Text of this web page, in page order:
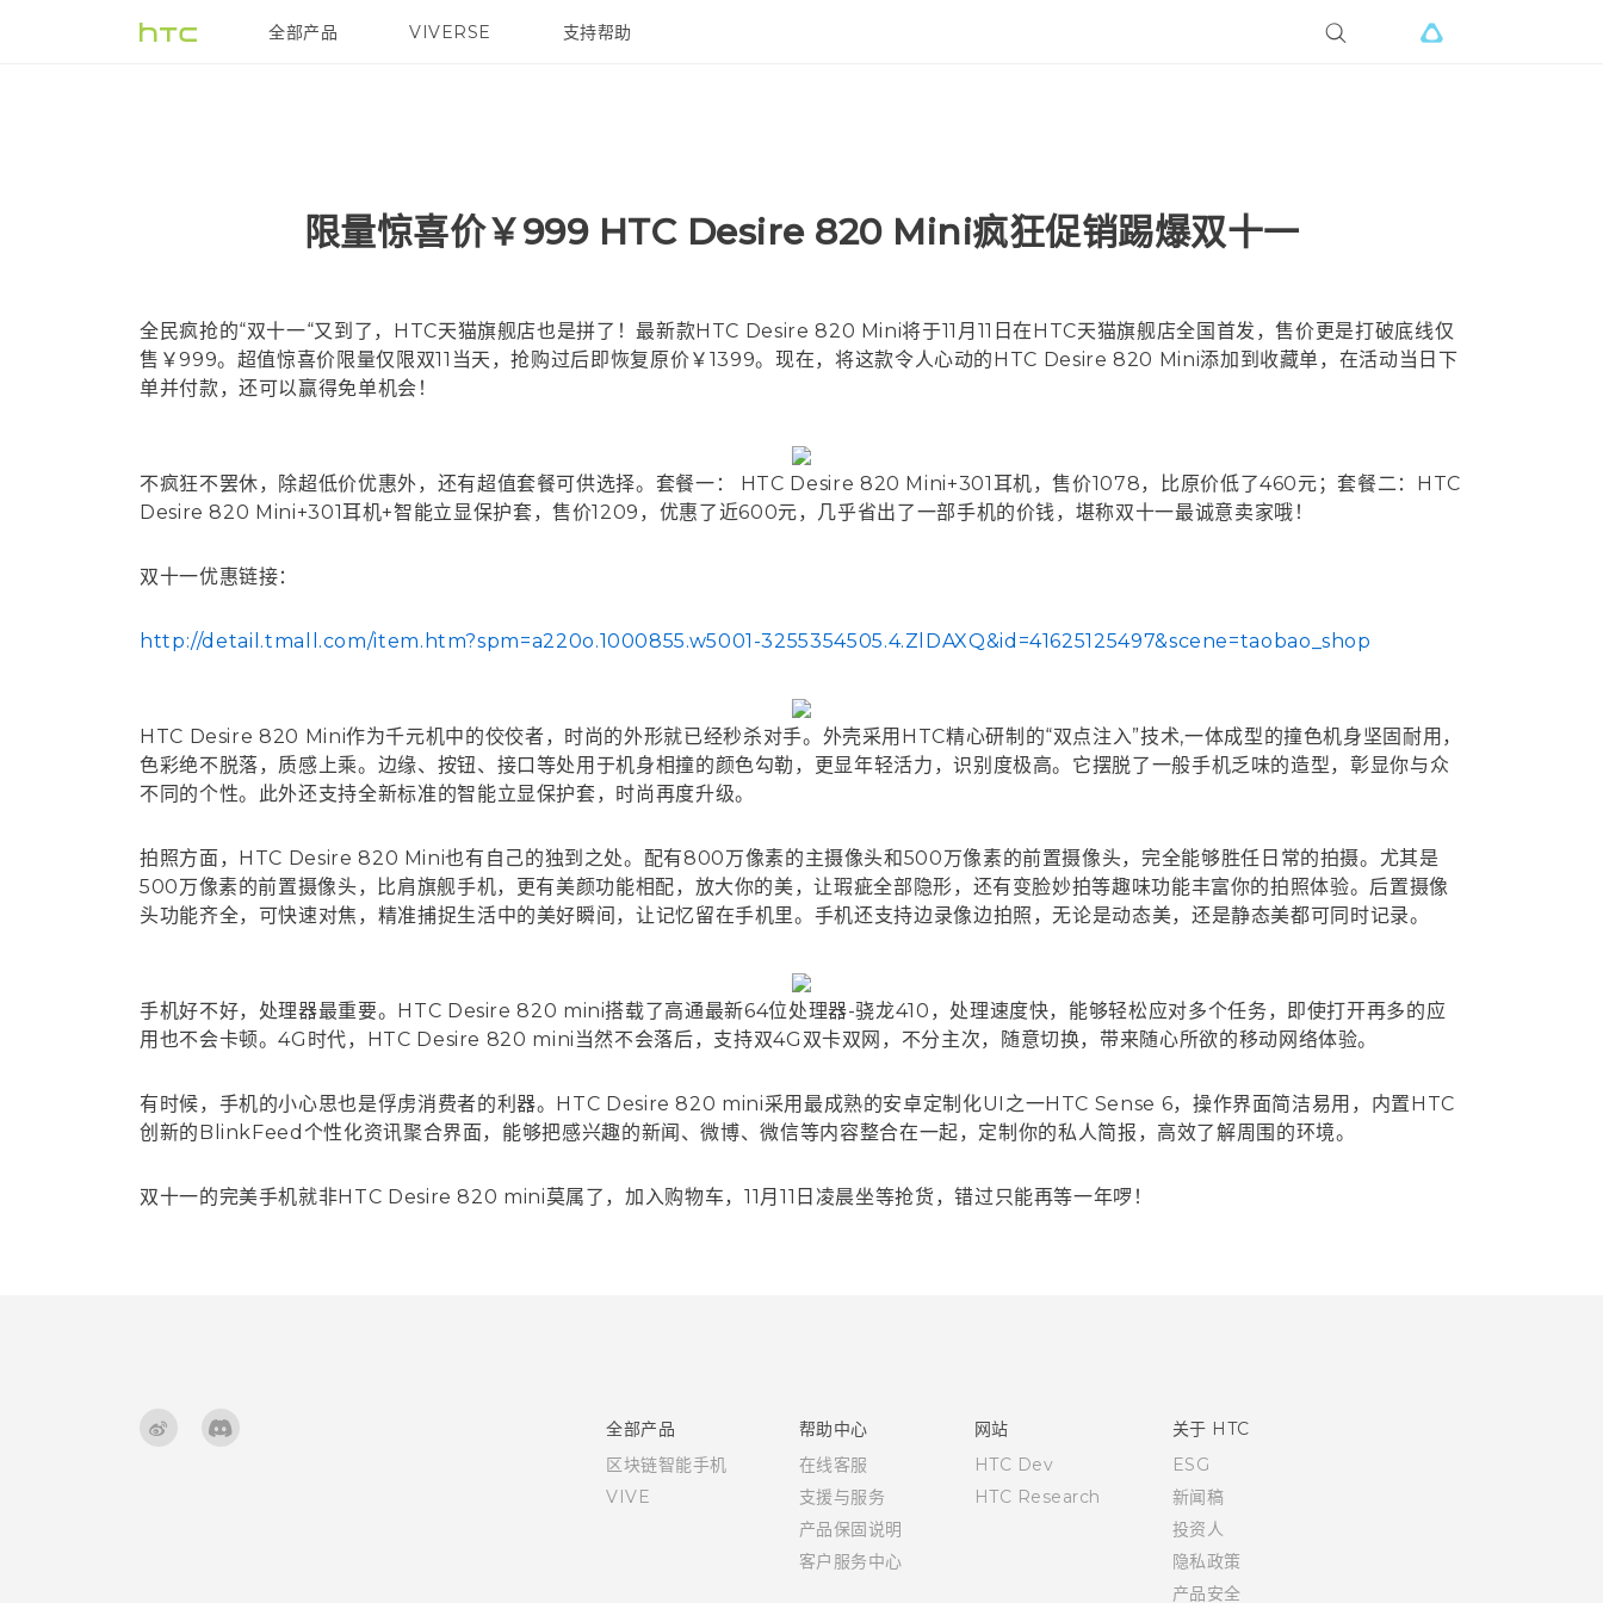
全部产品
VIVE VIVERSE 支持帮助
在线客服
限量惊喜价￥999 HTC Desire 820 Mini疯狂促销踢爆双十一
全民疯抢的“双十一“又到了，HTC天猫旗舰店也是拼了！最新款HTC Desire 820 Mini将于11月11日在HTC天猫旗舰店全国首发，售价更是打破底线仅
售￥999。超值惊喜价限量仅限双11当天，抢购过后即恢复原价￥1399。现在，将这款令人心动的HTC Desire 820 Mini添加到收藏单，在活动当日下
单并付款，还可以赢得免单机会！
不疯狂不罢休，除超低价优惠外，还有超值套餐可供选择。套餐一： HTC Desire 820 Mini+301耳机，售价1078，比原价低了460元；套餐二：HTC
Desire 820 Mini+301耳机+智能立显保护套，售价1209，优惠了近600元，几乎省出了一部手机的价钱，堪称双十一最诚意卖家哦！
双十一优惠链接：
http://detail.tmall.com/item.htm?spm=a220o.1000855.w5001-3255354505.4.ZlDAXQ&id=41625125497&scene=taobao_shop
HTC Desire 820 Mini作为千元机中的佼佼者，时尚的外形就已经秒杀对手。外壳采用HTC精心研制的“双点注入”技术,一体成型的撞色机身坚固耐用，
色彩绝不脱落，质感上乘。边缘、按钮、接口等处用于机身相撞的颜色勾勒，更显年轻活力，识别度极高。它摆脱了一般手机乏味的造型，彰显你与众
不同的个性。此外还支持全新标准的智能立显保护套，时尚再度升级。
拍照方面，HTC Desire 820 Mini也有自己的独到之处。配有800万像素的主摄像头和500万像素的前置摄像头，完全能够胜任日常的拍摄。尤其是
500万像素的前置摄像头，比肩旗舰手机，更有美颜功能相配，放大你的美，让瑕疵全部隐形，还有变脸妙拍等趣味功能丰富你的拍照体验。后置摄像
头功能齐全，可快速对焦，精准捕捉生活中的美好瞬间，让记忆留在手机里。手机还支持边录像边拍照，无论是动态美，还是静态美都可同时记录。
手机好不好，处理器最重要。HTC Desire 820 mini搭载了高通最新64位处理器-骁龙410，处理速度快，能够轻松应对多个任务，即使打开再多的应
用也不会卡顿。4G时代，HTC Desire 820 mini当然不会落后，支持双4G双卡双网，不分主次，随意切换，带来随心所欲的移动网络体验。
有时候，手机的小心思也是俘虏消费者的利器。HTC Desire 820 mini采用最成熟的安卓定制化UI之一HTC Sense 6，操作界面简洁易用，内置HTC
创新的BlinkFeed个性化资讯聚合界面，能够把感兴趣的新闻、微博、微信等内容整合在一起，定制你的私人简报，高效了解周围的环境。
双十一的完美手机就非HTC Desire 820 mini莫属了，加入购物车，11月11日凌晨坐等抢货，错过只能再等一年啰！
全部产品
区块链智能手机
VIVE
帮助中心
在线客服
支援与服务
产品保固说明
客户服务中心
网站
HTC Dev
HTC Research
关于 HTC
ESG
新闻稿
投资人
隐私政策
产品安全